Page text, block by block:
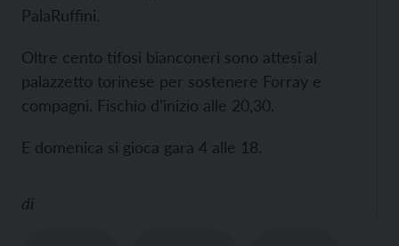
PalaRuffini.
Oltre cento tifosi bianconeri sono attesi al
palazzetto torinese per sostenere Forray e
compagni. Fischio d’inizio alle 20,30.
E domenica si gioca gara 4 alle 18.
di